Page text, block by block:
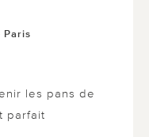
Paris
les pans de
parfait